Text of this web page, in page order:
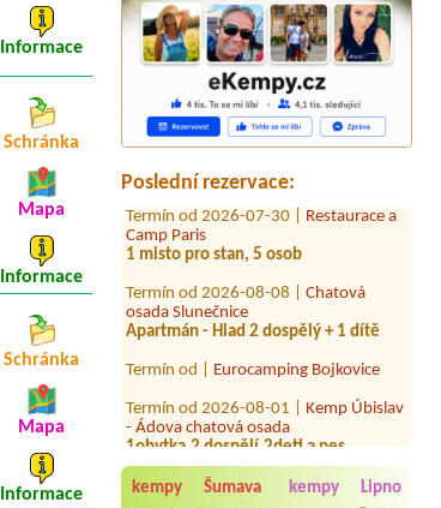
Poslední rezervace:
Termín od 2026-07-27 |Kemp
Vyskytná
1 stan, 1 osoba a malý pes
Termín od 2026-07-30 |ATC Šlechtův
palouk
Camp Paris
1 misto pro stan, 5 osob
osada Slunečnice
Apartmán - Hlad 2 dospělý + 1 dítě
- Ádova chatová osada
1obytka,2 dospělí,2deti a pes
Termín od 2026-08-08 |Morava camp
chatka pro 2 osoby + pes
kempy Šumava
kempy Lipno
Informace
Schránka
Mapa
Informace
Schránka
Mapa
Informace